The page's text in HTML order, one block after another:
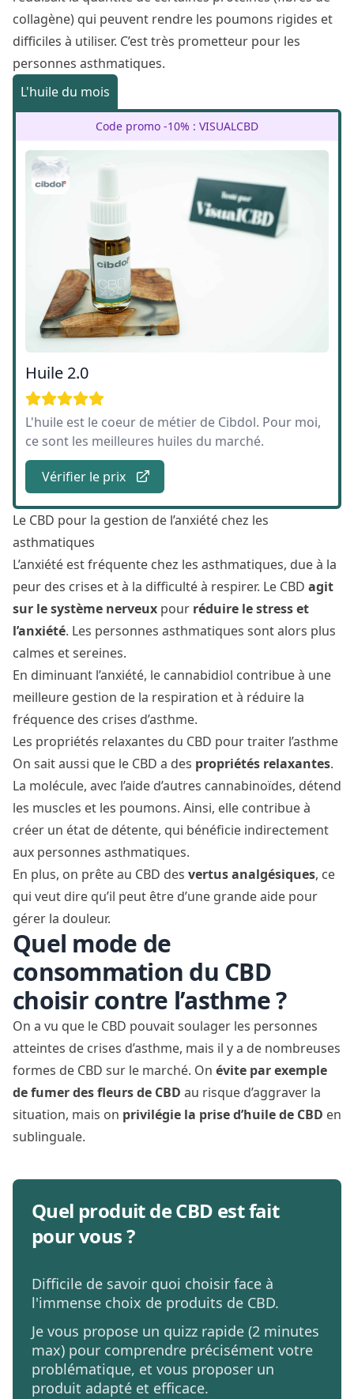
collagène) qui peuvent rendre les poumons rigides et
difficiles à utiliser. C’est très prometteur pour les
personnes asthmatiques.
L'huile du mois
Code promo -10% : VISUALCBD
Huile 2.0
L'huile est le coeur de métier de Cibdol. Pour moi,
ce sont les meilleures huiles du marché.
Vérifier le prix
Le CBD pour la gestion de l’anxiété chez les
asthmatiques
L’anxiété est fréquente chez les asthmatiques, due à la
peur des crises et à la difficulté à respirer. Le CBD agit
sur le système nerveux pour réduire le stress et
l’anxiété. Les personnes asthmatiques sont alors plus
calmes et sereines.
En diminuant l’anxiété, le cannabidiol contribue à une
meilleure gestion de la respiration et à réduire la
fréquence des crises d’asthme.
Les propriétés relaxantes du CBD pour traiter l’asthme
On sait aussi que le CBD a des propriétés relaxantes.
La molécule, avec l’aide d’autres cannabinoïdes, détend
les muscles et les poumons. Ainsi, elle contribue à
créer un état de détente, qui bénéficie indirectement
aux personnes asthmatiques.
En plus, on prête au CBD des vertus analgésiques, ce
qui veut dire qu’il peut être d’une grande aide pour
gérer la douleur.
Quel mode de
consommation du CBD
choisir contre l’asthme ?
On a vu que le CBD pouvait soulager les personnes
atteintes de crises d’asthme, mais il y a de nombreuses
formes de CBD sur le marché. On évite par exemple
de fumer des fleurs de CBD au risque d’aggraver la
situation, mais on privilégie la prise d’huile de CBD en
sublinguale.
Quel produit de CBD est fait
pour vous ?
Difficile de savoir quoi choisir face à
l'immense choix de produits de CBD.
Je vous propose un quizz rapide (2 minutes
max) pour comprendre précisément votre
problématique, et vous proposer un
produit adapté et efficace.